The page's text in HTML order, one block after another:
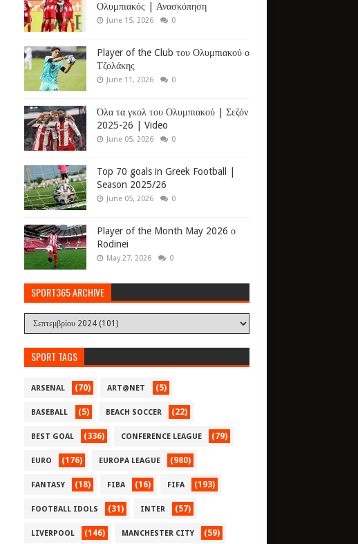
Ολυμπιακός | Ανασκόπηση
June 15, 2026 0
Player of the Club του Ολυμπιακού ο
Τζολάκης
June 11, 2026 0
Όλα τα γκολ του Ολυμπιακού | Σεζόν
2025-26 | Video
June 05, 2026 0
Top 70 goals in Greek Football |
Season 2025/26
June 05, 2026 0
Player of the Month May 2026 ο
Rodinei
May 27, 2026 0
SPORT365 ARCHIVE
SPORT TAGS
ARSENAL (70) ART@NET (5)
BASEBALL (5) BEACH SOCCER (22)
BEST GOAL (336) CONFERENCE LEAGUE (79)
EURO (176) EUROPA LEAGUE (980)
FANTASY (18) FIBA (16) FIFA (193)
FOOTBALL IDOLS (31) INTER (57)
LIVERPOOL (146) MANCHESTER CITY (59)